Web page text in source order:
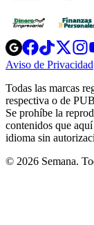
Opens
in
new
Opens
in
new
in
new
Aviso de Privacidad
Todas las marcas
respectiva o de
Se prohíbe la
contenidos que
idioma sin
© 2026 Semana.